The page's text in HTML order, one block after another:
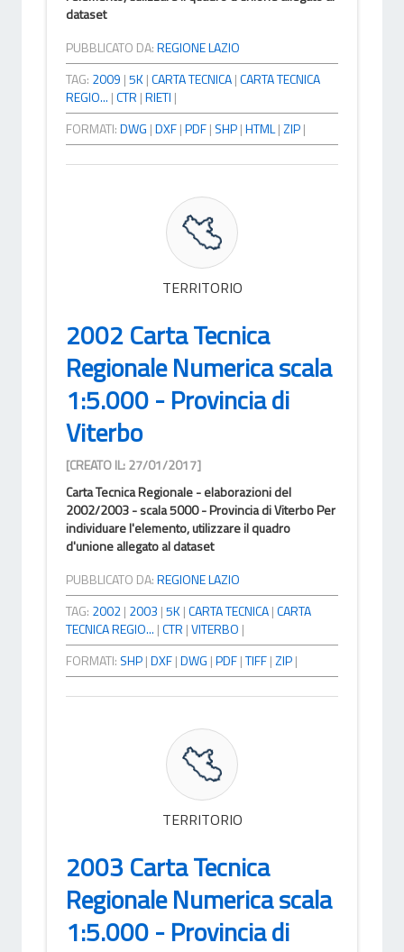
dataset
PUBBLICATO DA:REGIONE LAZIO
TAG: 2009 |5K|CARTA TECNICA|CARTA TECNICA
REGIO... |CTR |RIETI |
FORMATI:DWG |DXF|PDF| SHP|HTML|ZIP|
TERRITORIO
2002 Carta Tecnica
Regionale Numerica scala
1:5.000 - Provincia di
Viterbo
[CREATO IL: 27/01/2017]
Carta Tecnica Regionale - elaborazioni del
2002/2003 - scala 5000 - Provincia di Viterbo Per
individuare l'elemento, utilizzare il quadro
d'unione allegato al dataset
PUBBLICATO DA:REGIONE LAZIO
TAG: 2002| 2003 |5K|CARTA TECNICA|CARTA
TECNICA REGIO... |CTR |VITERBO |
FORMATI: SHP|DXF|DWG |PDF|TIFF|ZIP|
TERRITORIO
2003 Carta Tecnica
Regionale Numerica scala
1:5.000 - Provincia di